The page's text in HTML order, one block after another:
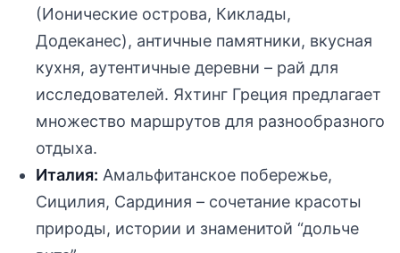
(Ионические острова, Киклады,
Додеканес), античные памятники, вкусная
кухня, аутентичные деревни – рай для
исследователей. Яхтинг Греция предлагает
множество маршрутов для разнообразного
отдыха.
Италия: Амальфитанское побережье,
Сицилия, Сардиния – сочетание красоты
природы, истории и знаменитой “дольче